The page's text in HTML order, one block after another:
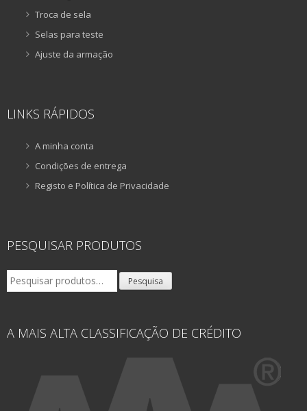
Troca de sela
Selas para teste
Ajuste da armação
LINKS RÁPIDOS
A minha conta
Condições de entrega
Registo e Política de Privacidade
PESQUISAR PRODUTOS
Pesquisar
por:
Pesquisa
A MAIS ALTA CLASSIFICAÇÃO DE CRÉDITO